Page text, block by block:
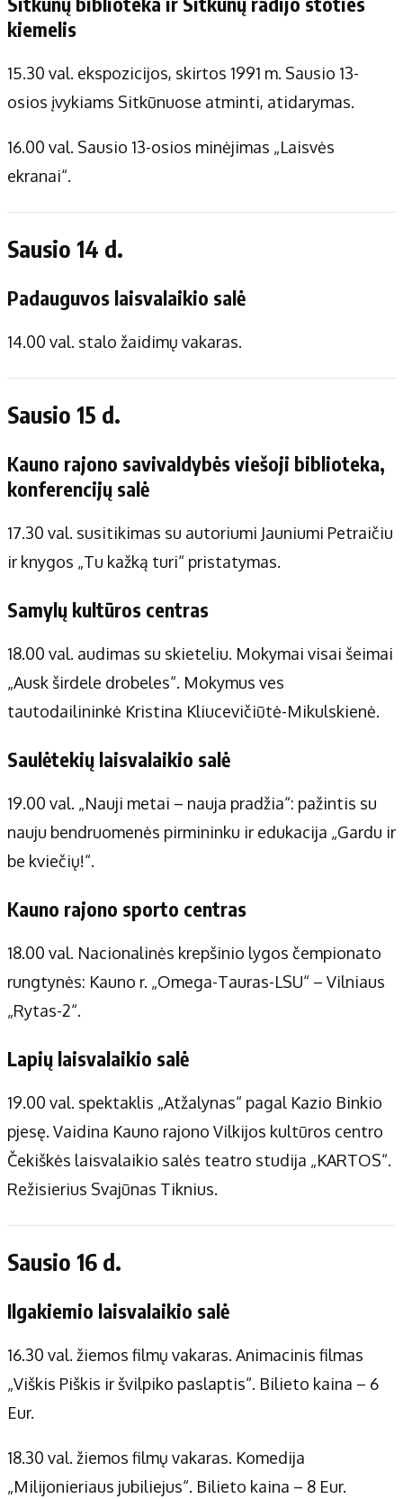
kiemelis
15.30 val. ekspozicijos, skirtos 1991 m. Sausio 13-
osios įvykiams Sitkūnuose atminti, atidarymas.
16.00 val. Sausio 13-osios minėjimas „Laisvės
ekranai“.
Sausio 14 d.
Padauguvos laisvalaikio salė
14.00 val. stalo žaidimų vakaras.
Sausio 15 d.
Kauno rajono savivaldybės viešoji biblioteka,
konferencijų salė
17.30 val. susitikimas su autoriumi Jauniumi Petraičiu
ir knygos „Tu kažką turi“ pristatymas.
Samylų kultūros centras
18.00 val. audimas su skieteliu. Mokymai visai šeimai
„Ausk širdele drobeles“. Mokymus ves
tautodailininkė Kristina Kliucevičiūtė-Mikulskienė.
Saulėtekių laisvalaikio salė
19.00 val. „Nauji metai – nauja pradžia“: pažintis su
nauju bendruomenės pirmininku ir edukacija „Gardu ir
be kviečių!“.
Kauno rajono sporto centras
18.00 val. Nacionalinės krepšinio lygos čempionato
rungtynės: Kauno r. „Omega-Tauras-LSU“ – Vilniaus
„Rytas-2“.
Lapių laisvalaikio salė
19.00 val. spektaklis „Atžalynas“ pagal Kazio Binkio
pjesę. Vaidina Kauno rajono Vilkijos kultūros centro
Čekiškės laisvalaikio salės teatro studija „KARTOS“.
Režisierius Svajūnas Tiknius.
Sausio 16 d.
Ilgakiemio laisvalaikio salė
16.30 val. žiemos filmų vakaras. Animacinis filmas
„Viškis Piškis ir švilpiko paslaptis“. Bilieto kaina – 6
Eur.
18.30 val. žiemos filmų vakaras. Komedija
„Milijonieriaus jubiliejus“. Bilieto kaina – 8 Eur.